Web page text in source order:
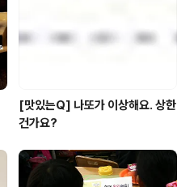
[맛있는Q] 나또가 이상해요. 상한
건가요?